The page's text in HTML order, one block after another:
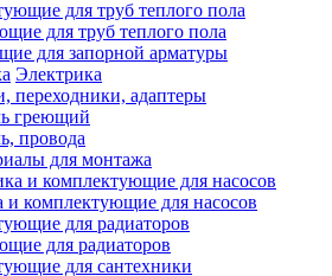
для труб теплого пола
для запорной арматуры
Электрика
переходники, адаптеры
греющий
провода
для монтажа
и комплектующие для насосов
для радиаторов